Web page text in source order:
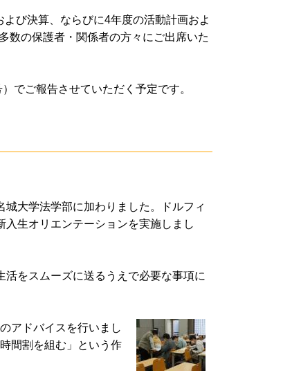
び決算、ならびに4年度の活動計画およ
数の保護者・関係者の方々にご出席いた
でご報告させていただく予定です。
大学法学部に加わりました。ドルフィ
生オリエンテーションを実施しまし
をスムーズに送るうえで必要な事項に
アドバイスを行いまし
間割を組む」という作